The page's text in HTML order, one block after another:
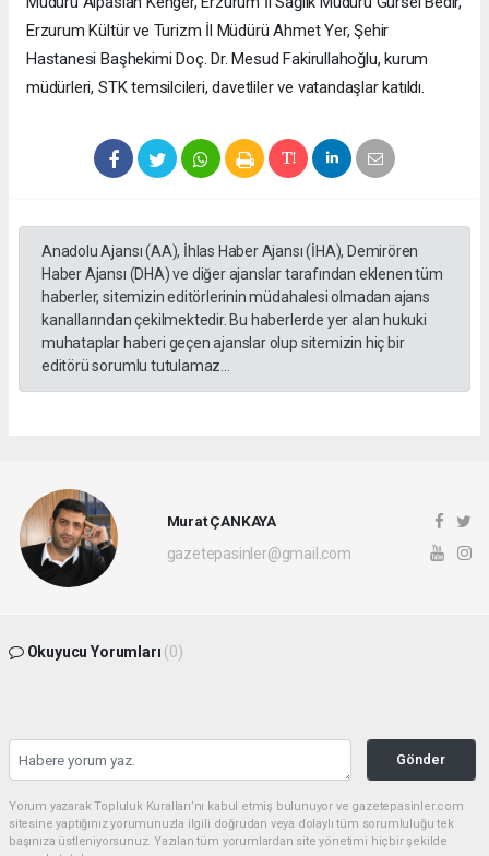
Erzurum Kültür ve Turizm İl Müdürü Ahmet Yer, Şehir
Hastanesi Başhekimi Doç. Dr. Mesud Fakirullahoğlu, kurum
müdürleri, STK temsilcileri, davetliler ve vatandaşlar katıldı.
Anadolu Ajansı (AA), İhlas Haber Ajansı (İHA), Demirören
Haber Ajansı (DHA) ve diğer ajanslar tarafından eklenen tüm
haberler, sitemizin editörlerinin müdahalesi olmadan ajans
kanallarından çekilmektedir. Bu haberlerde yer alan hukuki
muhataplar haberi geçen ajanslar olup sitemizin hiç bir
editörü sorumlu tutulamaz...
Murat ÇANKAYA
gazetepasinler@gmail.com
Okuyucu Yorumları (0)
Gönder
Yorum yazarak Topluluk Kuralları’nı kabul etmiş bulunuyor ve gazetepasinler.com
sitesine yaptığınız yorumunuzla ilgili doğrudan veya dolaylı tüm sorumluluğu tek
başınıza üstleniyorsunuz. Yazılan tüm yorumlardan site yönetimi hiçbir şekilde